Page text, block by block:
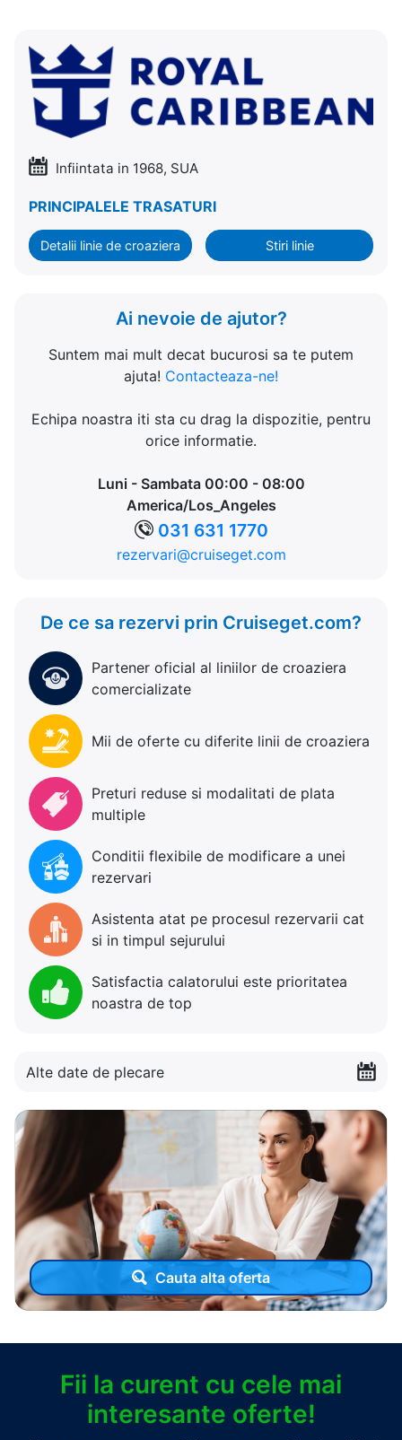
Infiintata in 1968, SUA
PRINCIPALELE TRASATURI
Detalii linie de croaziera Stiri linie
Ai nevoie de ajutor?
Suntem mai mult decat bucurosi sa te putem
ajuta! Contacteaza-ne!
Echipa noastra iti sta cu drag la dispozitie, pentru
orice informatie.
Luni - Sambata 00:00 - 08:00
America/Los_Angeles
031 631 1770
rezervari@cruiseget.com
De ce sa rezervi prin Cruiseget.com?
Partener oficial al liniilor de croaziera
comercializate
Mii de oferte cu diferite linii de croaziera
Preturi reduse si modalitati de plata
multiple
Conditii flexibile de modificare a unei
rezervari
Asistenta atat pe procesul rezervarii cat
si in timpul sejurului
Satisfactia calatorului este prioritatea
noastra de top
Alte date de plecare
Cauta alta oferta
Fii la curent cu cele mai
interesante oferte!